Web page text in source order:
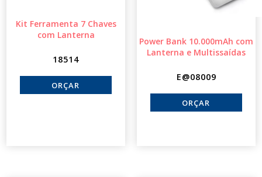
Kit Ferramenta 7 Chaves
com Lanterna
18514
Power Bank 10.000mAh com
Lanterna e Multissaídas
E@08009